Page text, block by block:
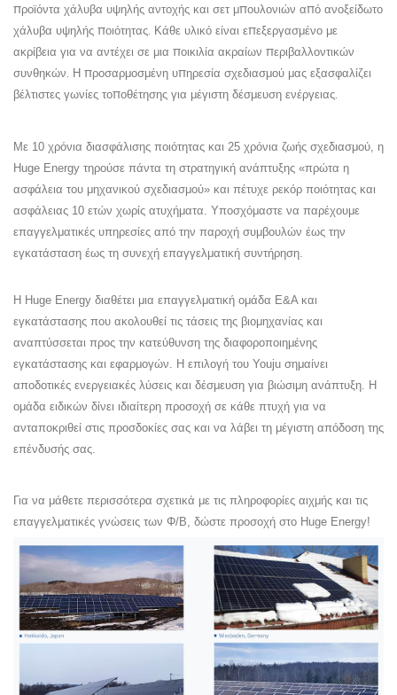
προϊόντα χάλυβα υψηλής αντοχής και σετ μπουλονιών από ανοξείδωτο
χάλυβα υψηλής ποιότητας. Κάθε υλικό είναι επεξεργασμένο με
ακρίβεια για να αντέχει σε μια ποικιλία ακραίων περιβαλλοντικών
συνθηκών. Η προσαρμοσμένη υπηρεσία σχεδιασμού μας εξασφαλίζει
βέλτιστες γωνίες τοποθέτησης για μέγιστη δέσμευση ενέργειας.
Με 10 χρόνια διασφάλισης ποιότητας και 25 χρόνια ζωής σχεδιασμού, η
Huge Energy τηρούσε πάντα τη στρατηγική ανάπτυξης «πρώτα η
ασφάλεια του μηχανικού σχεδιασμού» και πέτυχε ρεκόρ ποιότητας και
ασφάλειας 10 ετών χωρίς ατυχήματα. Υποσχόμαστε να παρέχουμε
επαγγελματικές υπηρεσίες από την παροχή συμβουλών έως την
εγκατάσταση έως τη συνεχή επαγγελματική συντήρηση.
Η Huge Energy διαθέτει μια επαγγελματική ομάδα Ε&Α και
εγκατάστασης που ακολουθεί τις τάσεις της βιομηχανίας και
αναπτύσσεται προς την κατεύθυνση της διαφοροποιημένης
εγκατάστασης και εφαρμογών. Η επιλογή του Youju σημαίνει
αποδοτικές ενεργειακές λύσεις και δέσμευση για βιώσιμη ανάπτυξη. Η
ομάδα ειδικών δίνει ιδιαίτερη προσοχή σε κάθε πτυχή για να
ανταποκριθεί στις προσδοκίες σας και να λάβει τη μέγιστη απόδοση της
επένδυσής σας.
Για να μάθετε περισσότερα σχετικά με τις πληροφορίες αιχμής και τις
επαγγελματικές γνώσεις των Φ/Β, δώστε προσοχή στο Huge Energy!